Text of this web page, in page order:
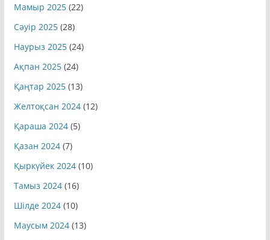
Мамыр 2025(22)
Сәуір 2025(28)
Наурыз 2025(24)
Ақпан 2025(24)
Қаңтар 2025(13)
Желтоқсан 2024(12)
Қараша 2024(5)
Қазан 2024(7)
Қыркүйек 2024(10)
Тамыз 2024(16)
Шілде 2024(10)
Маусым 2024(13)